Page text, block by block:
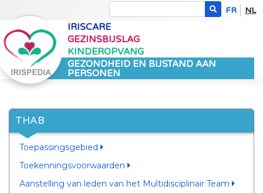
FR NL
IRISCARE
GEZINSBIJSLAG
KINDEROPVANG
GEZONDHEID EN BIJSTAND AAN
PERSONEN
THAB
Toepassingsgebied
Toekenningsvoorwaarden
Aanstelling van leden van het Multidisciplinair Team